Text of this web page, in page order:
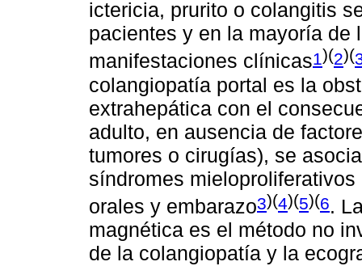
ictericia, prurito o colangitis
pacientes y en la mayoría de
manifestaciones clínicas1)(2)(
colangiopatía portal es la
extrahepática con el
adulto, en ausencia de
tumores o cirugías), se
síndromes
orales y embarazo3)(4)(5)(6.
magnética es el método no
de la colangiopatía y la